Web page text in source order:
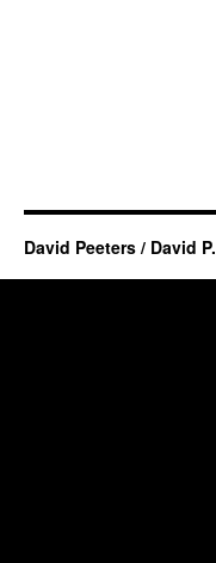
David Peeters / David P.